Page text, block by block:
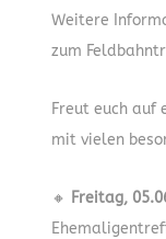
Weitere
zum
Freut euch auf
mit vielen
🔸 Freitag,